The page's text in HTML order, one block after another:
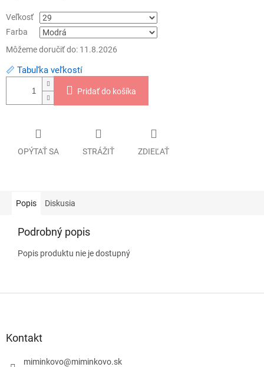
Veľkosť
Farba
Môžeme doručiť do: 11.8.2026
📏 Tabuľka veľkostí
Pridať do košíka
OPÝTAŤ SA STRÁŽIŤ ZDIEĽAŤ
Popis Diskusia
Podrobný popis
Popis produktu nie je dostupný
Kontakt
miminkovo@miminkovo.sk